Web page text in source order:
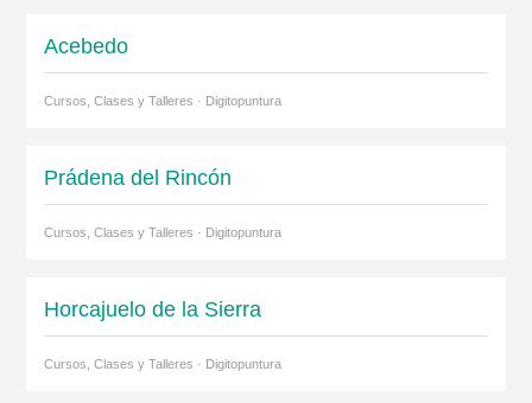
Acebedo
Cursos, Clases y Talleres · Digitopuntura
Prádena del Rincón
Cursos, Clases y Talleres · Digitopuntura
Horcajuelo de la Sierra
Cursos, Clases y Talleres · Digitopuntura